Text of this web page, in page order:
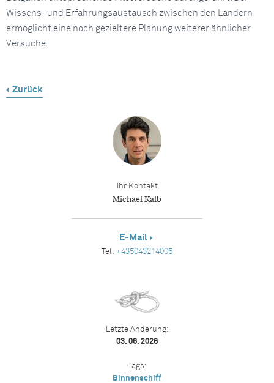
Wissens- und Erfahrungsaustausch zwischen den Ländern
ermöglicht eine noch gezieltere Planung weiterer ähnlicher
Versuche.
Zurück
Ihr Kontakt
Michael Kalb
E-Mail
Tel: +435043214005
Letzte Änderung:
03. 06. 2026
Tags:
Binnenschiff